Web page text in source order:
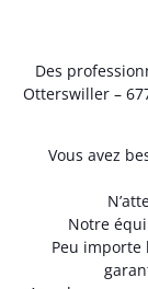
Des
Otterswiller –
Vous avez
Notre
Peu importe